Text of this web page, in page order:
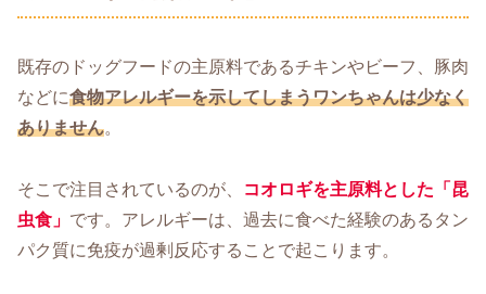
既存のドッグフードの主原料であるチキンやビーフ、豚肉
などに食物アレルギーを示してしまうワンちゃんは少なく
ありません。
そこで注目されているのが、
コオロギを主原料とした「昆
虫食」 です。アレルギーは、過去に食べた経験のあるタン
パク質に免疫が過剰反応することで起こります。